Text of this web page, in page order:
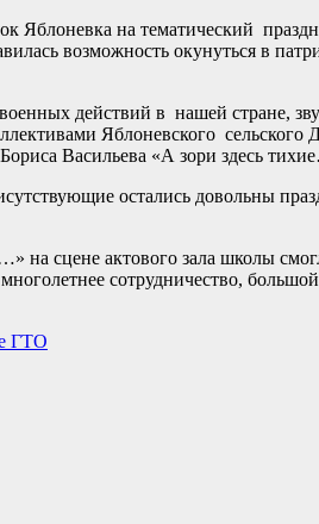
Яблоневка на тематический
возможность окунуться в
действий в нашей стране,
Яблоневского
Васильева «А зори здесь
остались довольны
на сцене актового зала школы
сотрудничество,
ГТО